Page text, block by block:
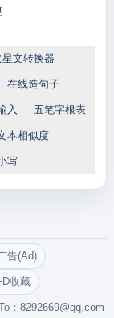
星文转换器
在线造句子
入 五笔字根表
本相似度
写
告(Ad)
收藏
：8292669@qq.com